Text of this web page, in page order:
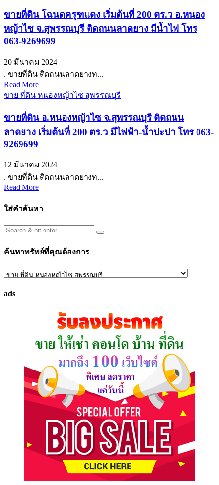
ขายที่ดิน โฉนดครุฑแดง เริ่มต้นที่ 200 ตร.ว อ.หนอง
หญ้าไซ จ.สุพรรณบุรี ติดถนนลาดยาง มีน้ำไฟ โทร
063-9269699
20 มีนาคม 2024
. ขายที่ดิน ติดถนนลาดยางท...
Read More
ขาย ที่ดิน หนองหญ้าไซ สุพรรณบุรี
ขายที่ดิน อ.หนองหญ้าไซ จ.สุพรรณบุรี ติดถนน
ลาดยาง เริ่มต้นที่ 200 ตร.ว มีไฟฟ้า-น้ำปะปา โทร 063-
9269699
12 มีนาคม 2024
. ขายที่ดิน ติดถนนลาดยางท...
Read More
ใส่คำค้นหา
ค้นหาทรัพย์ที่คุณต้องการ
ค้นหา
ที่
ads